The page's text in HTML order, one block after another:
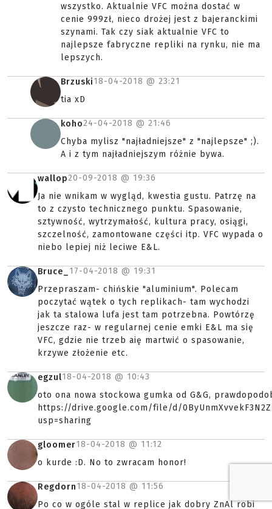
wszystko. Aktualnie VFC można dostać w
cenie 999zł, nieco drożej jest z bajeranckimi
szynami. Tak czy siak aktualnie VFC to
najlepsze fabryczne repliki na rynku, nie ma
lepszych.
Brzuski18-04-2018 @ 23:21
tia xD
koho24-04-2018 @ 21:46
Chyba mylisz "najładniejsze" z "najlepsze" ;).
A i z tym najładniejszym różnie bywa.
wallop20-09-2018 @ 19:36
Ja nie wnikam w wygląd, kwestia gustu. Patrzę na
to z czysto technicznego punktu. Spasowanie,
sztywność, wytrzymałość, kultura pracy, osiągi,
szczelność, zamontowane części itp. VFC wypada o
niebo lepiej niż leciwe E&L.
Bruce_ 17-04-2018 @ 19:31
Przepraszam- chińskie "aluminium". Polecam
poczytać wątek o tych replikach- tam wychodzi
jak ta stalowa lufa jest tam potrzebna. Powtórzę
jeszcze raz- w regularnej cenie emki E&L ma się
VFC, gdzie nie trzeb aię martwić o spasowanie,
krzywe złożenie etc.
egzul18-04-2018 @ 10:43
oto ona nowa stockowa gumka od G&G,
https://drive.google.com/file/d/
usp=sharing
gloomer18-04-2018 @ 11:12
o kurde :D. No to zwracam honor!
Regdorn18-04-2018 @ 11:56
Po co w ogóle stal w replice jak dobry ZnAl robi